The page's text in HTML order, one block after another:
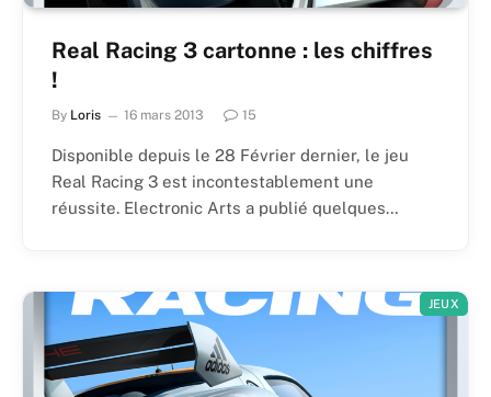
Real Racing 3 cartonne : les chiffres
!
By Loris 16 mars 2013 15
Disponible depuis le 28 Février dernier, le jeu
Real Racing 3 est incontestablement une
réussite. Electronic Arts a publié quelques…
JEUX